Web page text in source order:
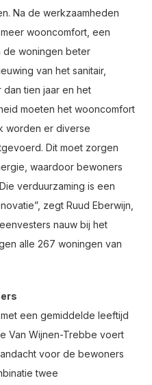
Na de werkzaamheden
wooncomfort, een
de woningen beter
van het sanitair,
tien jaar en het
moeten het wooncomfort
worden er diverse
Dit moet zorgen
waardoor bewoners
verduurzaming is een
zegt Ruud Eberwijn,
nauw bij het
alle 267 woningen van
een gemiddelde leeftijd
Van Wijnen-Trebbe voert
voor de bewoners
twee